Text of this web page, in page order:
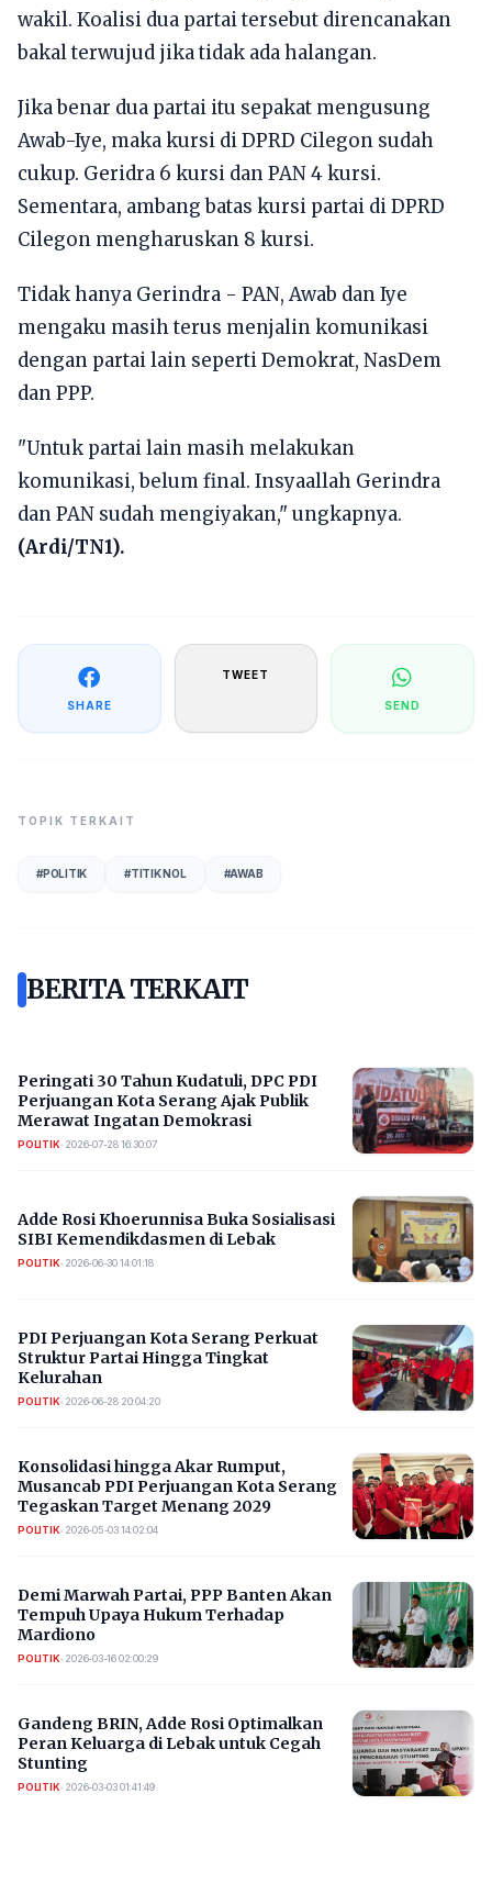
wakil. Koalisi dua partai tersebut direncanakan
bakal terwujud jika tidak ada halangan.
Jika benar dua partai itu sepakat mengusung
Awab-Iye, maka kursi di DPRD Cilegon sudah
cukup. Geridra 6 kursi dan PAN 4 kursi.
Sementara, ambang batas kursi partai di DPRD
Cilegon mengharuskan 8 kursi.
Tidak hanya Gerindra - PAN, Awab dan Iye
mengaku masih terus menjalin komunikasi
dengan partai lain seperti Demokrat, NasDem
dan PPP.
"Untuk partai lain masih melakukan
komunikasi, belum final. Insyaallah Gerindra
dan PAN sudah mengiyakan," ungkapnya.
(Ardi/TN1).
SHARE
TWEET
SEND
TOPIK TERKAIT
#POLITIK #TITIK NOL #AWAB
BERITA TERKAIT
Peringati 30 Tahun Kudatuli, DPC PDI
Perjuangan Kota Serang Ajak Publik
Merawat Ingatan Demokrasi
POLITIK• 2026-07-28 16:30:07
Adde Rosi Khoerunnisa Buka Sosialisasi
SIBI Kemendikdasmen di Lebak
POLITIK• 2026-06-30 14:01:18
PDI Perjuangan Kota Serang Perkuat
Struktur Partai Hingga Tingkat
Kelurahan
POLITIK• 2026-06-28 20:04:20
Konsolidasi hingga Akar Rumput,
Musancab PDI Perjuangan Kota Serang
Tegaskan Target Menang 2029
POLITIK• 2026-05-03 14:02:04
Demi Marwah Partai, PPP Banten Akan
Tempuh Upaya Hukum Terhadap
Mardiono
POLITIK• 2026-03-16 02:00:29
Gandeng BRIN, Adde Rosi Optimalkan
Peran Keluarga di Lebak untuk Cegah
Stunting
POLITIK• 2026-03-03 01:41:49